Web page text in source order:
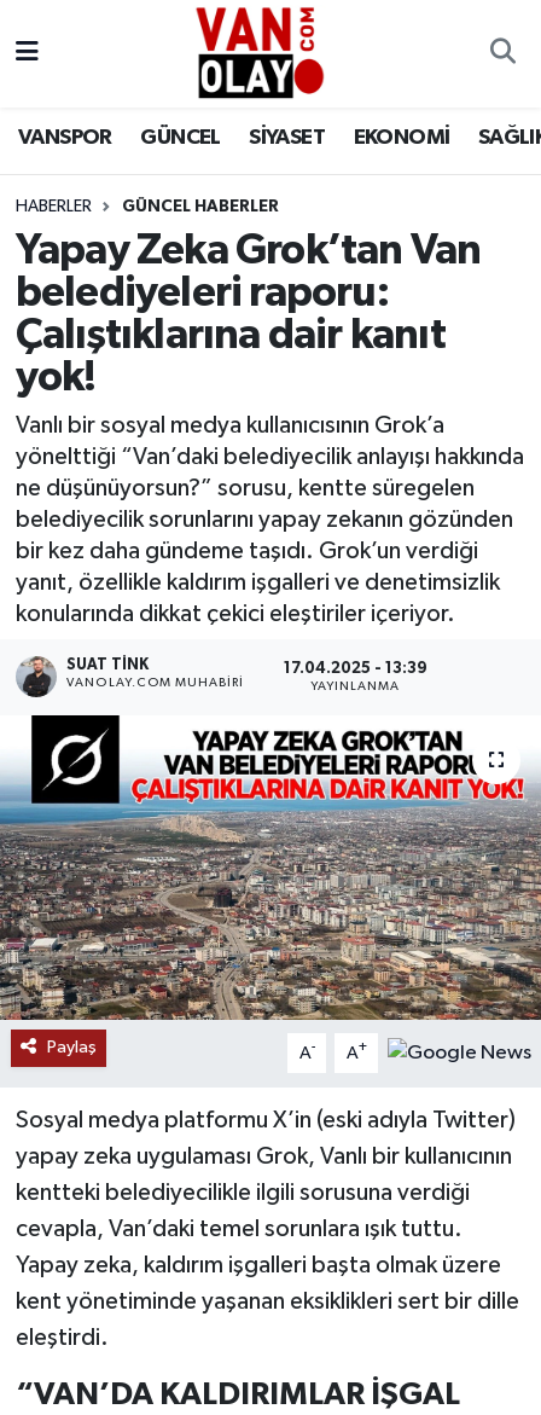
VANSPOR GÜNCEL SİYASET EKONOMİ
HABERLER GÜNCEL HABERLER
Yapay Zeka Grok’tan Van
belediyeleri raporu:
Çalıştıklarına dair kanıt
yok!
Vanlı bir sosyal medya kullanıcısının Grok’a
yönelttiği “Van’daki belediyecilik anlayışı hakkında
ne düşünüyorsun?” sorusu, kentte süregelen
belediyecilik sorunlarını yapay zekanın gözünden
bir kez daha gündeme taşıdı. Grok’un verdiği
yanıt, özellikle kaldırım işgalleri ve denetimsizlik
konularında dikkat çekici eleştiriler içeriyor.
SUAT TINK
VANOLAY.COM MUHABIRI
17.04.2025 - 13:39
YAYINLANMA
Paylaş A- A+
Sosyal medya platformu X’in (eski adıyla Twitter)
yapay zeka uygulaması Grok, Vanlı bir kullanıcının
kentteki belediyecilikle ilgili sorusuna verdiği
cevapla, Van’daki temel sorunlara ışık tuttu.
Yapay zeka, kaldırım işgalleri başta olmak üzere
kent yönetiminde yaşanan eksiklikleri sert bir dille
eleştirdi.
“VAN’DA KALDIRIMLAR İŞGAL
Siyaset
Ekonomi
Sağlık
Bilim & Teknoloji
Dünya
RESMİ İLANLAR
Van Nöbetçi Eczaneler
Van Namaz Vakitleri
Van Trafik Yoğunluk Haritası
Süper Lig Puan Durumu ve Fikstür
Son Dakika Haberleri
Haber Arşivi